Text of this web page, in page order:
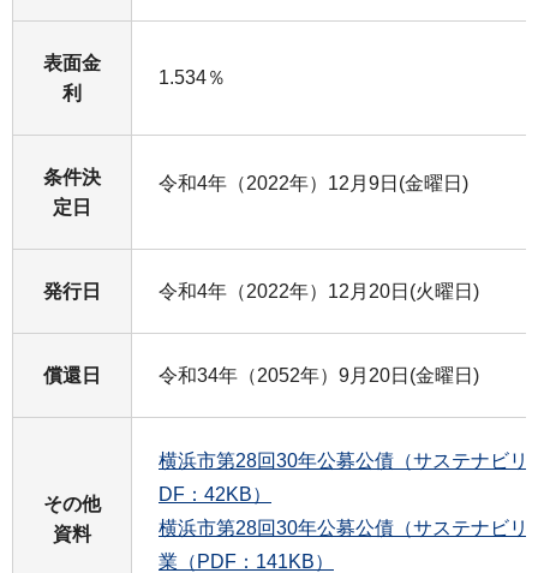
表面金
利
1.534％
条件決
定日
令和4年（2022年）12月9日(金曜日)
発行日 令和4年（2022年）12月20日(火曜日)
償還日 令和34年（2052年）9月20日(金曜日)
その他
資料
横浜市第28回30年公募公債（サステナビリ
DF：42KB）
横浜市第28回30年公募公債（サステナビリ
業（PDF：141KB）